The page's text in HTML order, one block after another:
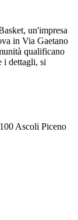
un'impresa
in Via Gaetano
qualificano
i dettagli, si
Ascoli Piceno